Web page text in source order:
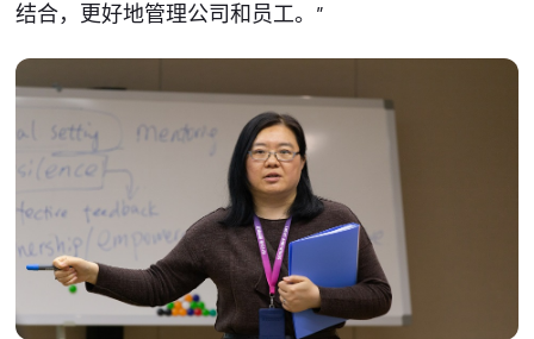
结合，更好地管理公司和员工。”